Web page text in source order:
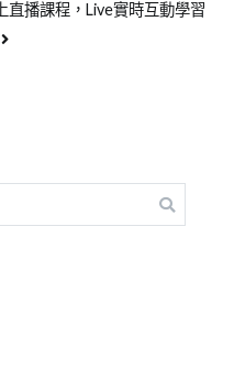
上直播課程，Live實時互動學習